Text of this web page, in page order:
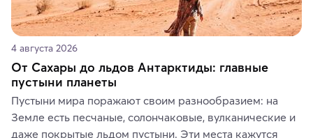
4 августа 2026
От Сахары до льдов Антарктиды: главные
пустыни планеты
Пустыни мира поражают своим разнообразием: на
Земле есть песчаные, солончаковые, вулканические и
даже покрытые льдом пустыни. Эти места кажутся